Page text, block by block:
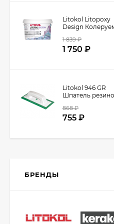
Litokol Litopoxy
Design
1-15 мм, 1 кг.
1 839
1 750
Litokol 946 GR
Шпатель
затирки, 260х110
868
755
БРЕНДЫ